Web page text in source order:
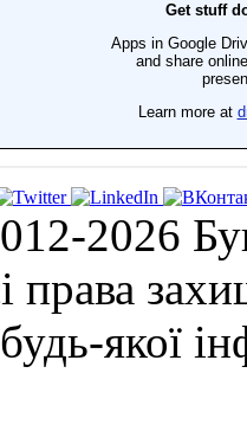
2026
права
якої